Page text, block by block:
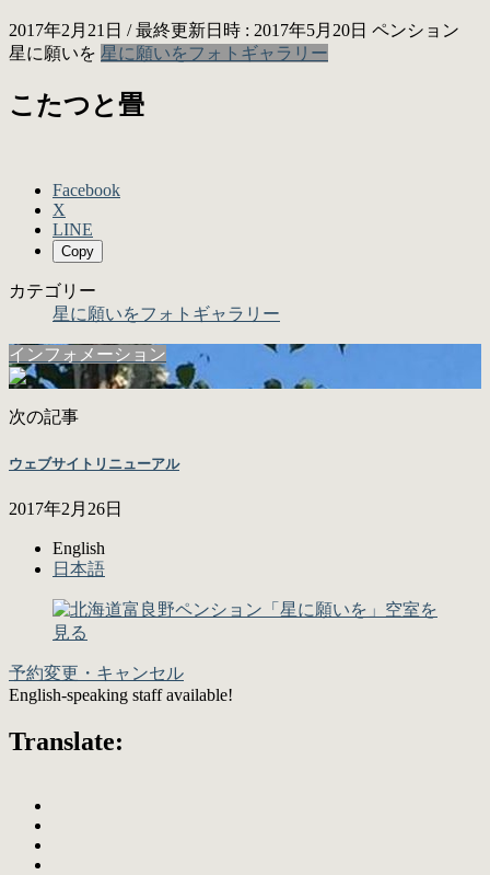
2017年2月21日 / 最終更新日時 : 2017年5月20日 ペンション
星に願いを 星に願いをフォトギャラリー
こたつと畳
Facebook
X
LINE
Copy
カテゴリー
星に願いをフォトギャラリー
インフォメーション
次の記事
ウェブサイトリニューアル
2017年2月26日
English
日本語
予約変更・キャンセル
English-speaking staff available!
Translate: